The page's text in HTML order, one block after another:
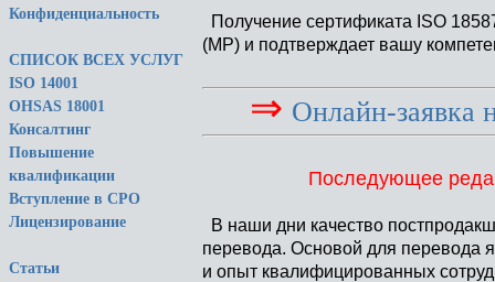
Конфиденциальность
СПИСОК ВСЕХ УСЛУГ
ISO 14001
OHSAS 18001
Консалтинг
Повышение
квалификации
Вступление в СРО
Лицензирование
Статьи
Получение сертификата ISO
(MP) и подтверждает вашу
⇒ Онлайн-заявка
Последующее
В наши дни качество
перевода. Основой для перевода
и опыт квалифицированных